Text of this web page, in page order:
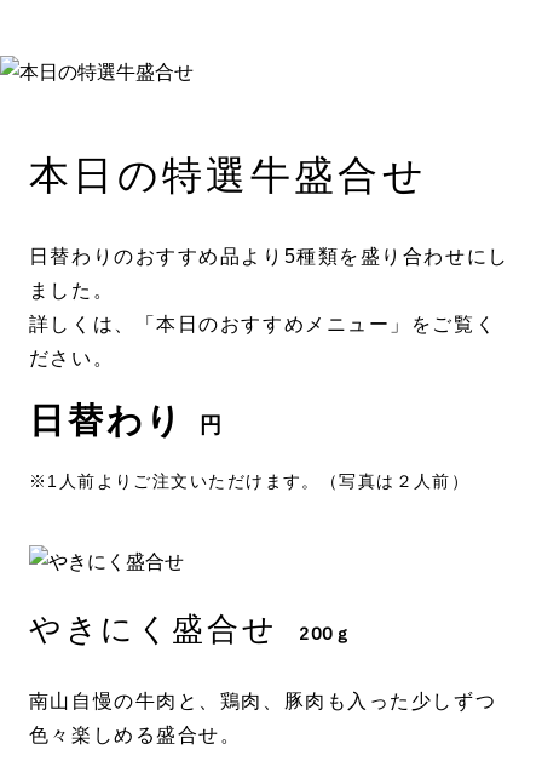
本日の特選牛盛合せ
日替わりのおすすめ品より5種類を盛り合わせにし
ました。
詳しくは、「本日のおすすめメニュー」をご覧く
ださい。
日替わり 円
※1人前よりご注文いただけます。（写真は２人前）
やきにく盛合せ 200ｇ
南山自慢の牛肉と、鶏肉、豚肉も入った少しずつ
色々楽しめる盛合せ。